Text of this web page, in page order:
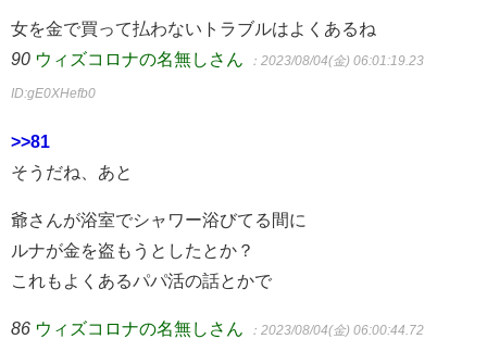
女を金で買って払わないトラブルはよくあるね
90 ウィズコロナの名無しさん ：2023/08/04(金) 06:01:19.23
ID:gE0XHefb0
>>81
そうだね、あと
爺さんが浴室でシャワー浴びてる間に
ルナが金を盗もうとしたとか？
これもよくあるパパ活の話とかで
86 ウィズコロナの名無しさん ：2023/08/04(金) 06:00:44.72